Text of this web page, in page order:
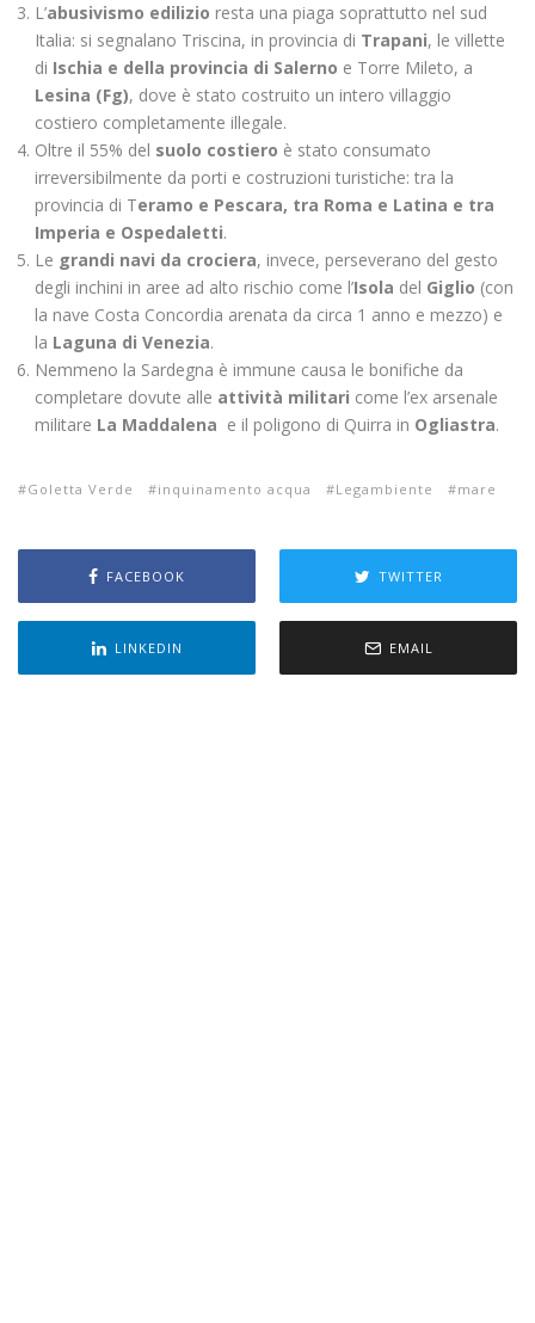
L’abusivismo edilizio resta una piaga soprattutto nel sud
Italia: si segnalano Triscina, in provincia di Trapani, le villette
di Ischia e della provincia di Salerno e Torre Mileto, a
Lesina (Fg), dove è stato costruito un intero villaggio
costiero completamente illegale.
Oltre il 55% del suolo costiero è stato consumato
irreversibilmente da porti e costruzioni turistiche: tra la
provincia di Teramo e Pescara, tra Roma e Latina e tra
Imperia e Ospedaletti.
Le grandi navi da crociera, invece, perseverano del gesto
degli inchini in aree ad alto rischio come l’Isola del Giglio (con
la nave Costa Concordia arenata da circa 1 anno e mezzo) e
la Laguna di Venezia.
Nemmeno la Sardegna è immune causa le bonifiche da
completare dovute alle attività militari come l’ex arsenale
militare La Maddalena e il poligono di Quirra in Ogliastra.
Goletta Verde inquinamento acqua Legambiente mare
FACEBOOK TWITTER
LINKEDIN EMAIL